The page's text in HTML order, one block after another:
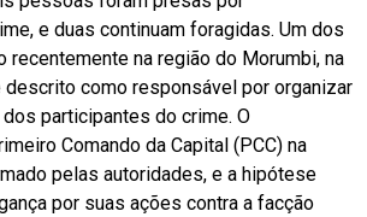
e duas continuam foragidas. Um dos
na região do Morumbi, na
descrito como responsável por organizar
participantes do crime. O
Comando da Capital (PCC) na
pelas autoridades, e a hipótese
por suas ações contra a facção